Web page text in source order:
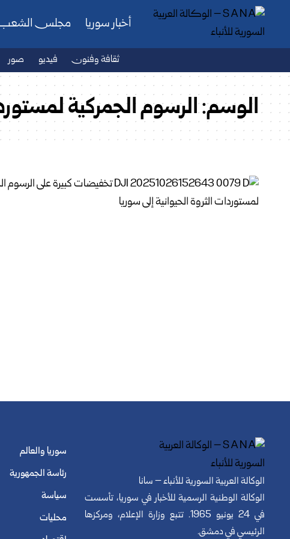
أخبار سوريا مجلس
ثقافة وفنون فيديو صور
الوسم:الرسوم الجمركية
الوكالة العربية السورية للأنباء – سانا
الوكالة الوطنية الرسمية للأخبار في سوريا، تأسست
في 24 يونيو 1965. تتبع وزارة الإعلام، ومركزها
الرئيسي في دمشق.
سوريا والعالم
رئاسة الجمهورية
سياسة
محليات